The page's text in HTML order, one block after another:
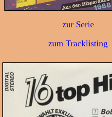
zur Serie
zum Tracklisting